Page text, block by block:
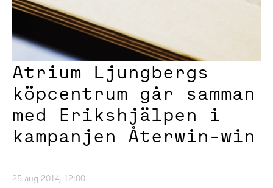
Atrium Ljungbergs
köpcentrum går samman
med Erikshjälpen i
kampanjen Återwin-win
25 aug 2014, 12:00